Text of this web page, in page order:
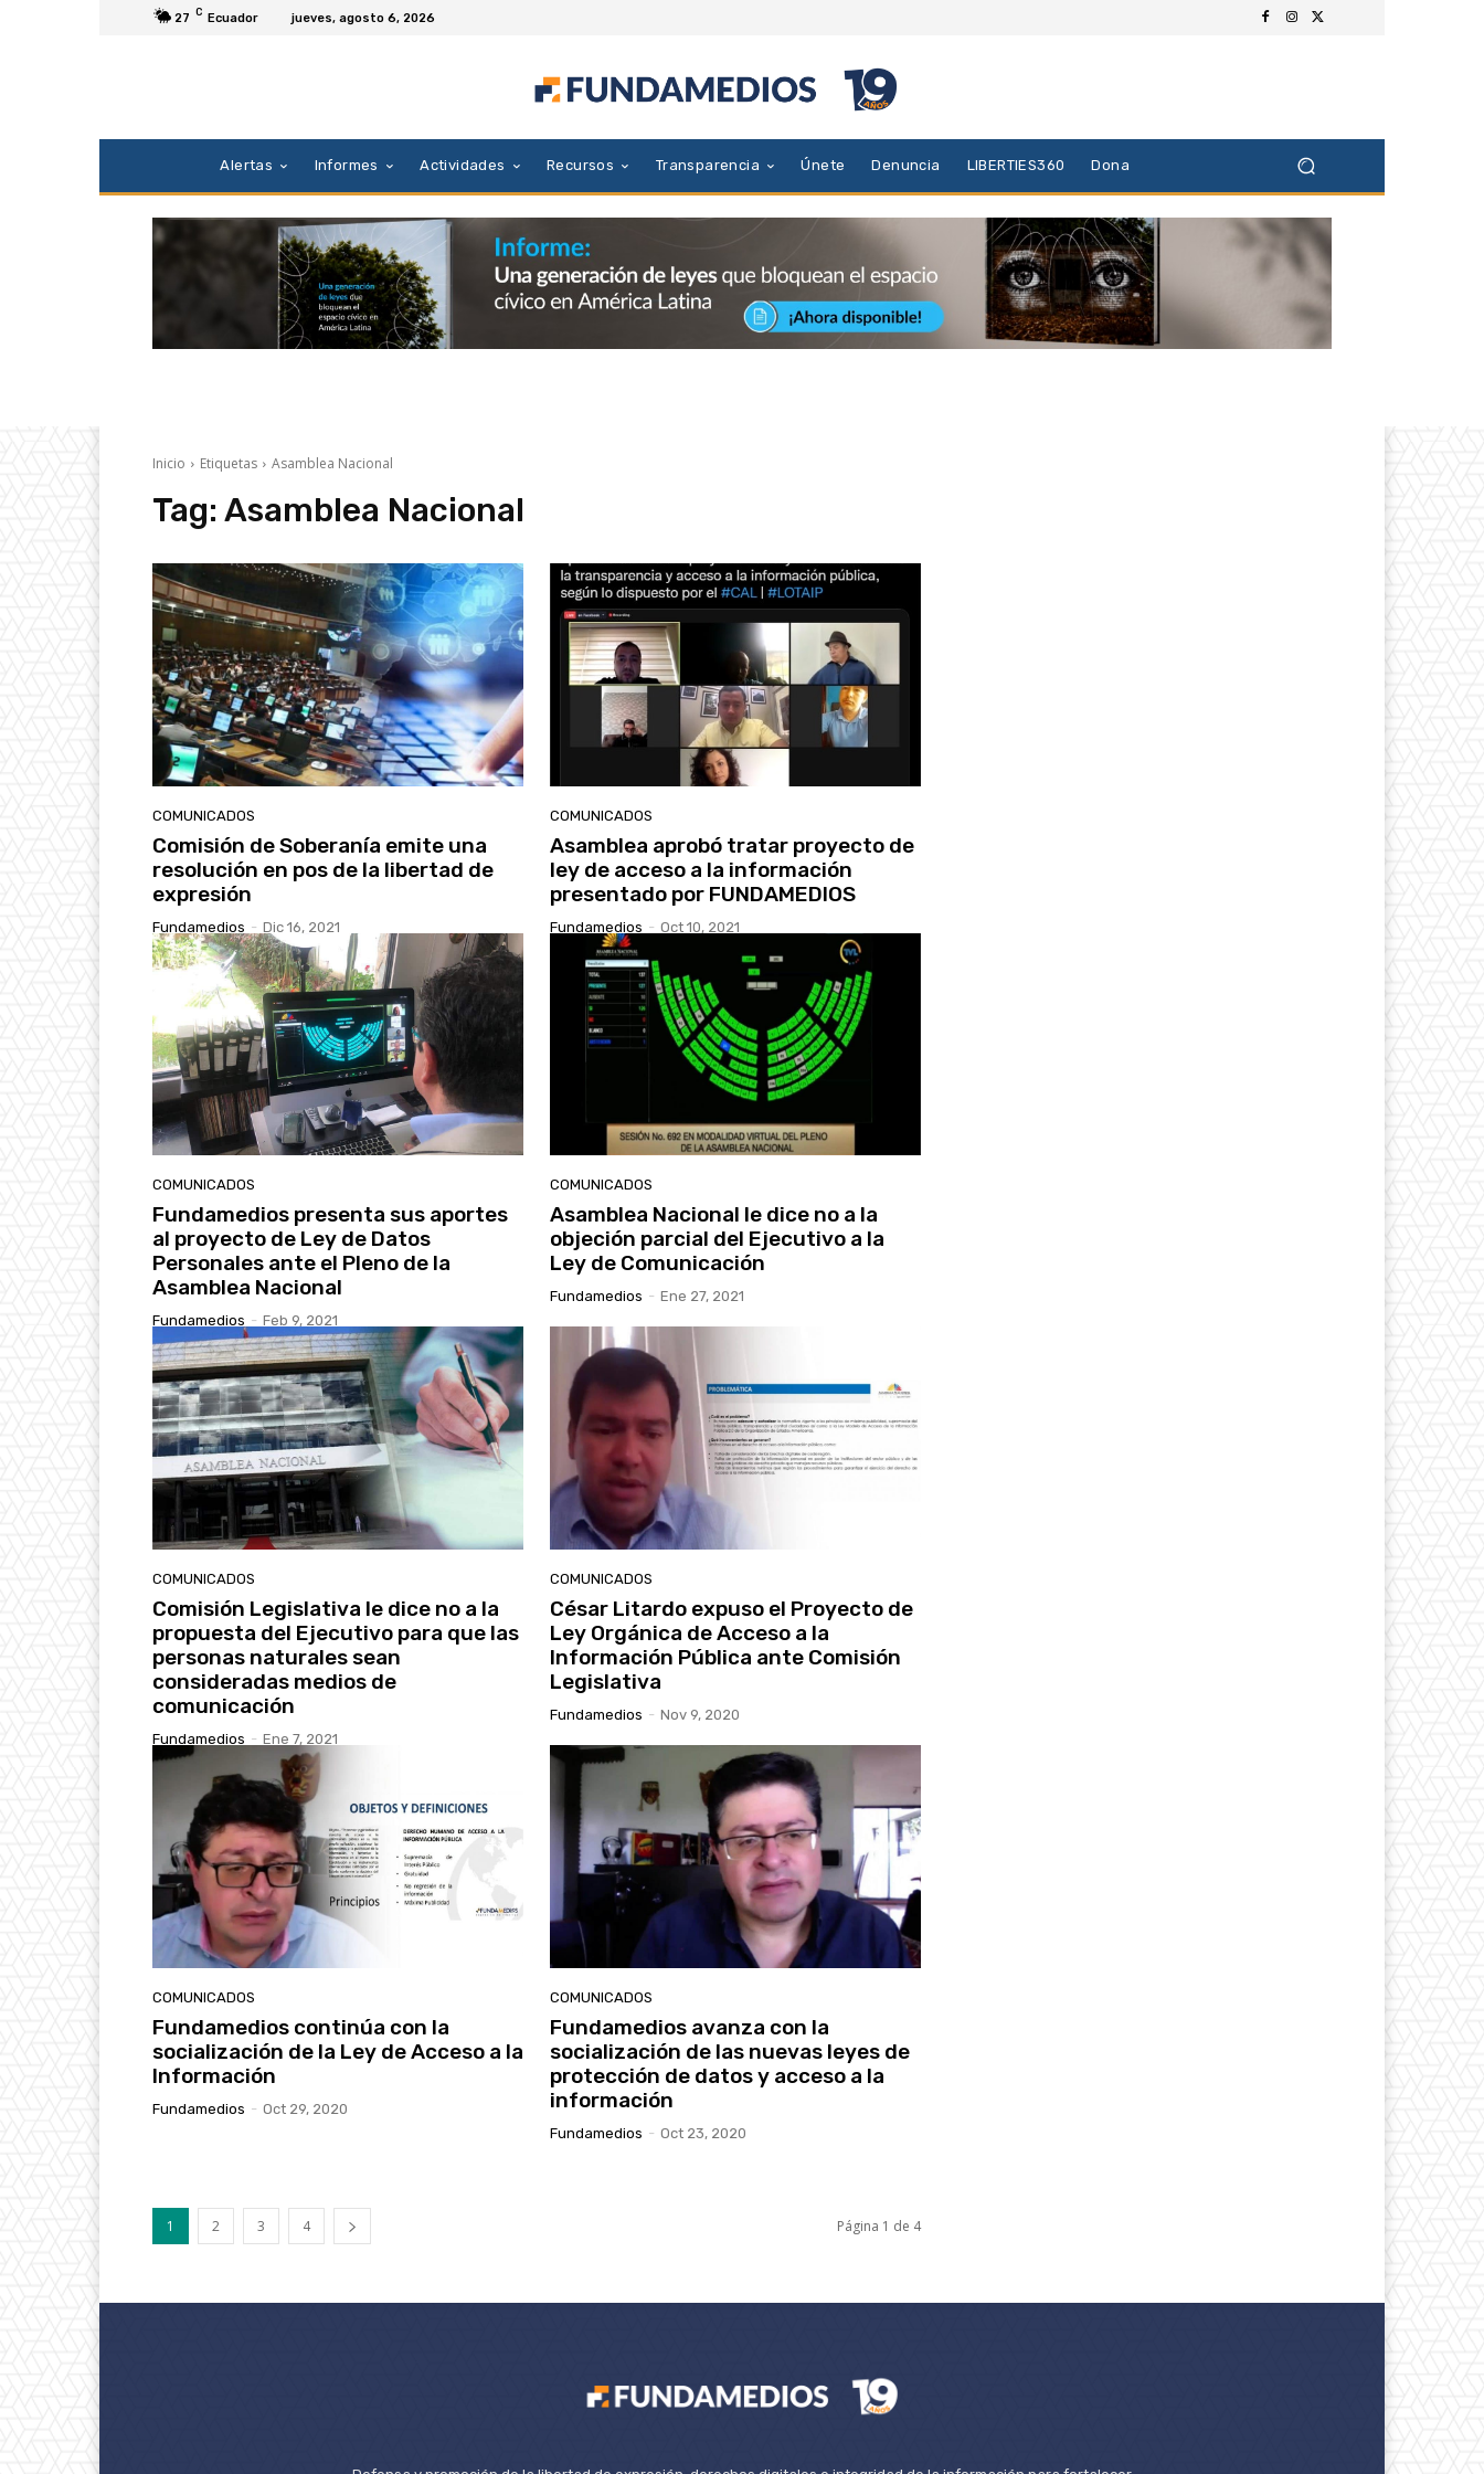
27 C Ecuador jueves, agosto 6, 2026
Alertas Informes Actividades Recursos Transparencia Únete Denuncia LIBERTIES360 Dona
Inicio Etiquetas Asamblea Nacional
Tag: Asamblea Nacional
COMUNICADOS
Comisión de Soberanía emite una
resolución en pos de la libertad de
expresión
Fundamedios - Dic 16, 2021
COMUNICADOS
Asamblea aprobó tratar proyecto de
ley de acceso a la información
presentado por FUNDAMEDIOS
Fundamedios - Oct 10, 2021
COMUNICADOS
Fundamedios presenta sus aportes
al proyecto de Ley de Datos
Personales ante el Pleno de la
Asamblea Nacional
Fundamedios - Feb 9, 2021
COMUNICADOS
Asamblea Nacional le dice no a la
objeción parcial del Ejecutivo a la
Ley de Comunicación
Fundamedios - Ene 27, 2021
COMUNICADOS
Comisión Legislativa le dice no a la
propuesta del Ejecutivo para que las
personas naturales sean
consideradas medios de
comunicación
Fundamedios - Ene 7, 2021
COMUNICADOS
César Litardo expuso el Proyecto de
Ley Orgánica de Acceso a la
Información Pública ante Comisión
Legislativa
Fundamedios - Nov 9, 2020
COMUNICADOS
Fundamedios continúa con la
socialización de la Ley de Acceso a la
Información
Fundamedios - Oct 29, 2020
COMUNICADOS
Fundamedios avanza con la
socialización de las nuevas leyes de
protección de datos y acceso a la
información
Fundamedios - Oct 23, 2020
1 2 3 4 Página 1 de 4